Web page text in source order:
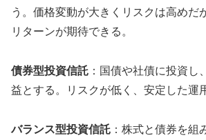
う。価格変動が大きくリスクは高めだ
リターンが期待できる。
債券型投資信託 ：国債や社債に投資し
益とする。リスクが低く、安定した運
バランス型投資信託 ：株式と債券を組